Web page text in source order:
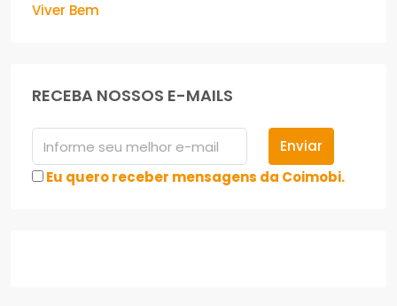
Viver Bem
RECEBA NOSSOS E-MAILS
Enviar
Eu quero receber mensagens da Coimobi.